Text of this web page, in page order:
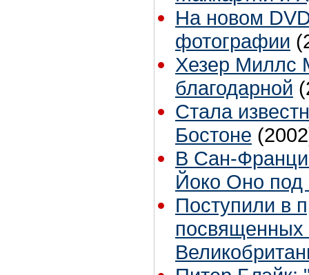
На новом
фотографии
Хезер Миллс
благодарной
Стала
Бостоне
В Сан-
Йоко Оно под
Поступили в